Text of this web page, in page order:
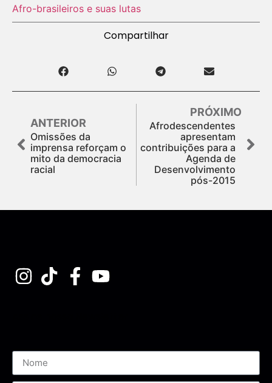
Afro-brasileiros e suas lutas
Compartilhar
ANTERIOR
Omissões da
imprensa reforçam o
mito da democracia
racial
PRÓXIMO
Afrodescendentes
apresentam
contribuições para a
Agenda de
Desenvolvimento
pós-2015